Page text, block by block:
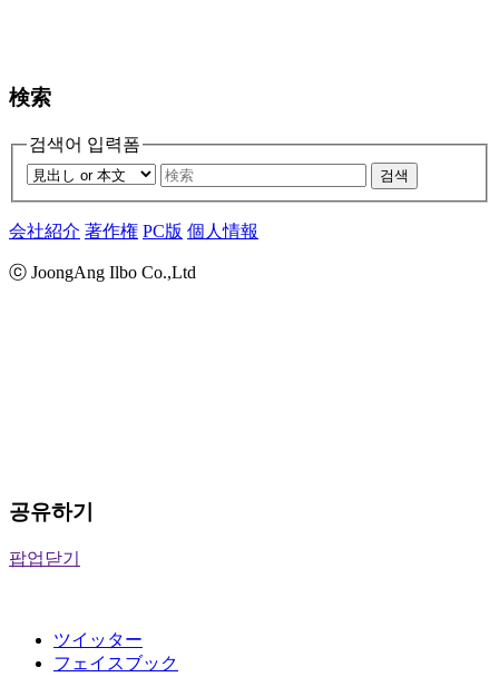
検索
검색어 입력폼
검색
会社紹介 著作権 PC版 個人情報
ⓒ JoongAng Ilbo Co.,Ltd
공유하기
팝업닫기
ツイッター
フェイスブック